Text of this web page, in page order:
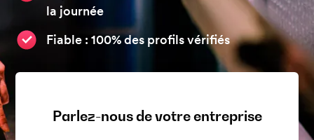
la journée
Fiable : 100% des profils vérifiés
Parlez-nous de votre entreprise